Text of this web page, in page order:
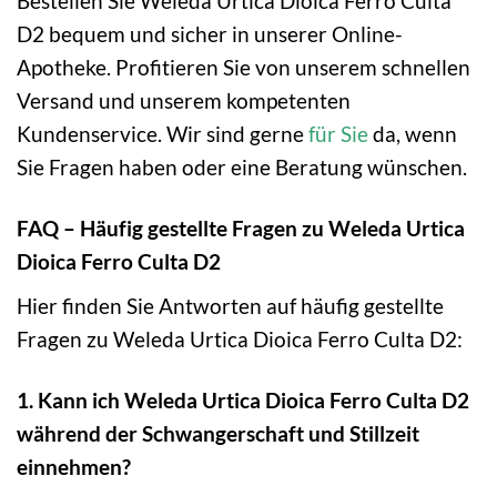
D2 bequem und sicher in unserer Online-
Apotheke. Profitieren Sie von unserem schnellen
Versand und unserem kompetenten
Kundenservice. Wir sind gernefür Sieda, wenn
Sie Fragen haben oder eine Beratung wünschen.
FAQ – Häufig gestellte Fragen zu Weleda Urtica
Dioica Ferro Culta D2
Hier finden Sie Antworten auf häufig gestellte
Fragen zu Weleda Urtica Dioica Ferro Culta D2:
1. Kann ich Weleda Urtica Dioica Ferro Culta D2
während der Schwangerschaft und Stillzeit
einnehmen?